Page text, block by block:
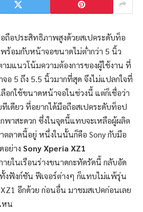
ถือประสิทธิภาพสูงด้วยสเปคระดับท็อ
อมกับหน้าจอขนาดไม่ต่ำกว่า 5 นิ้ว
มแนวโน้มความต้องการของผู้ใช้งาน ที่
อ 5 ถึง 5.5 นิ้วมากที่สุด จึงไม่แปลกใจที่
อกใช้ขนาดหน้าจอในช่วงนี้ แต่ก็เชื่อว่า
เดียว ที่อยากได้มือถือสเปคระดับท็อป
พาสะดวก ซึ่งในจุดนี้แทบจะเหลือผู้ผลิต
ตลาดนี้อยู่ หนึ่งในนั้นก็คือ Sony กับมือ
อย่าง Sony Xperia XZ1
ายในเรือนร่างขนาดกะทัดรัดนี้ กลับอัด
งฟังก์ชัน ฟีเจอร์ต่างๆ ก็แทบไม่แพ้รุ่น
อีกด้วย ก่อนอื่น มาชมสเปคก่อนเลย
หน